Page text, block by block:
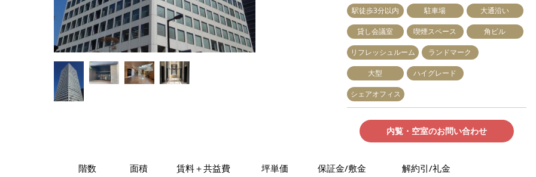
駅徒歩3分以内 駐車場 大通沿い
貸し会議室 喫煙スペース 角ビル
リフレッシュルーム ランドマーク
大型 ハイグレード
シェアオフィス
内覧・空室のお問い合わせ
階数 面積 賃料＋共益費 坪単価 保証金/敷金 解約引/礼金